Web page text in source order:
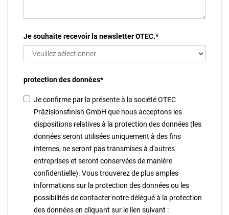
Je souhaite recevoir la newsletter OTEC.*
protection des données*
Je confirme par la présente à la société OTEC
Präzisionsfinish GmbH que nous acceptons les
dispositions relatives à la protection des données (les
données seront utilisées uniquement à des fins
internes, ne seront pas transmises à d'autres
entreprises et seront conservées de manière
confidentielle). Vous trouverez de plus amples
informations sur la protection des données ou les
possibilités de contacter notre délégué à la protection
des données en cliquant sur le lien suivant :